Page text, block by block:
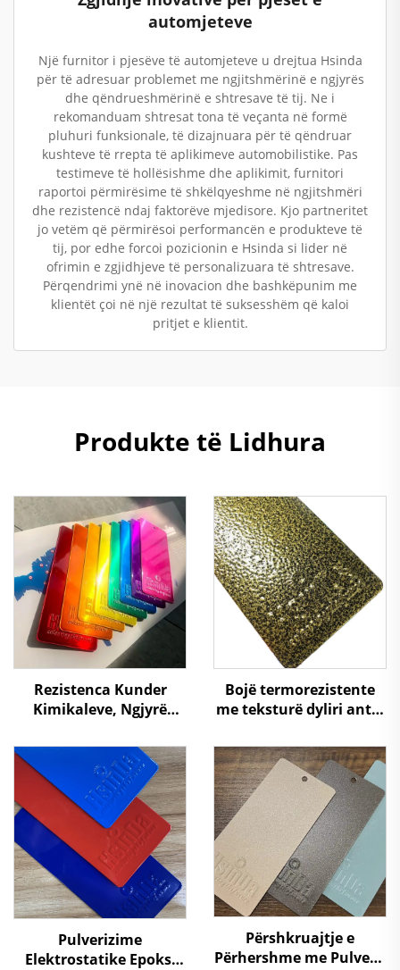
automjeteve
Një furnitor i pjesëve të automjeteve u drejtua Hsinda
për të adresuar problemet me ngjitshmërinë e ngjyrës
dhe qëndrueshmërinë e shtresave të tij. Ne i
rekomanduam shtresat tona të veçanta në formë
pluhuri funksionale, të dizajnuara për të qëndruar
kushteve të rrepta të aplikimeve automobilistike. Pas
testimeve të hollësishme dhe aplikimit, furnitori
raportoi përmirësime të shkëlqyeshme në ngjitshmëri
dhe rezistencë ndaj faktorëve mjedisore. Kjo partneritet
jo vetëm që përmirësoi performancën e produkteve të
tij, por edhe forcoi pozicionin e Hsinda si lider në
ofrimin e zgjidhjeve të personalizuara të shtresave.
Përqendrimi ynë në inovacion dhe bashkëpunim me
klientët çoi në një rezultat të suksesshëm që kaloi
pritjet e klientit.
Produkte të Lidhura
Rezistenca Kunder
Kimikaleve, Ngjyrë
Karamelë e Verdhe dhe
e Kuqe, Produes i
Përshkimit me Pulër
Epoksi dhe Poliesteri në
Kinë
Bojë termorezistente
me teksturë dyliri antik
mobilje metalike
Pulverizime
Elektrostatike Epoksi
Përshkruajtje e
Përhershme me Pulver –